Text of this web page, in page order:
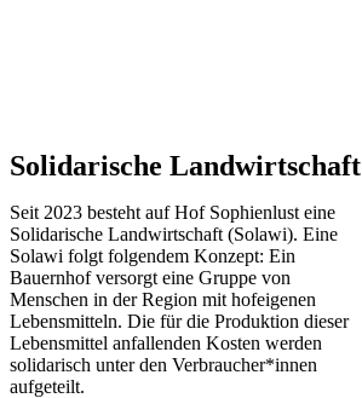
Solidarische Landwirtschaft
Seit 2023 besteht auf Hof Sophienlust eine
Solidarische Landwirtschaft (Solawi). Eine
Solawi folgt folgendem Konzept: Ein
Bauern­hof versorgt eine Gruppe von
Menschen in der Region mit hof­eigenen
Lebens­mitteln. Die für die Produktion dieser
Lebens­mittel anfallenden Kosten werden
solidarisch unter den Verbraucher*­innen
aufgeteilt.